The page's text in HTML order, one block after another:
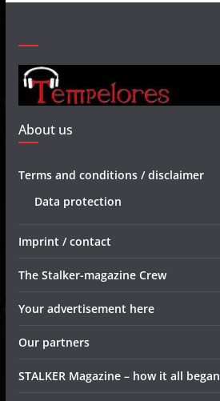
About us
Terms and conditions / disclaimer
Data protection
Imprint / contact
The Stalker-magazine Crew
Your advertisement here
Our partners
STALKER Magazine – how it all began